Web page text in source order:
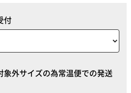
付
外サイズの為常温便での発送